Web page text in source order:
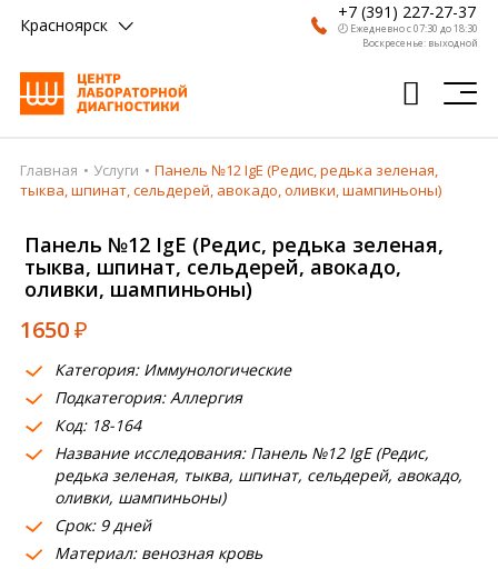
Красноярск
+7 (391) 227-27-37
🕗 Ежедневно с 07:30 до 18:30
Воскресенье: выходной
Главная
Врачи
Получить результат
Пациентам
О компании
Где сдать
Партнерам
Главная Услуги
Панель №12 IgE (Редис, редька зеленая,
тыква, шпинат, сельдерей, авокадо, оливки, шампиньоны)
Панель №12 IgE (Редис, редька зеленая,
тыква, шпинат, сельдерей, авокадо,
оливки, шампиньоны)
1650₽
Категория: Иммунологические
Подкатегория: Аллергия
Код: 18-164
Название исследования: Панель №12 IgE (Редис,
редька зеленая, тыква, шпинат, сельдерей, авокадо,
оливки, шампиньоны)
Срок: 9 дней
Материал: венозная кровь